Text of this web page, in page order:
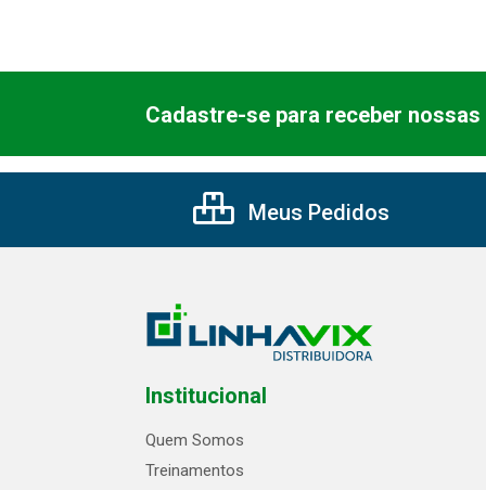
Cadastre-se para receber
Meus Pedidos
Institucional
Quem Somos
Treinamentos